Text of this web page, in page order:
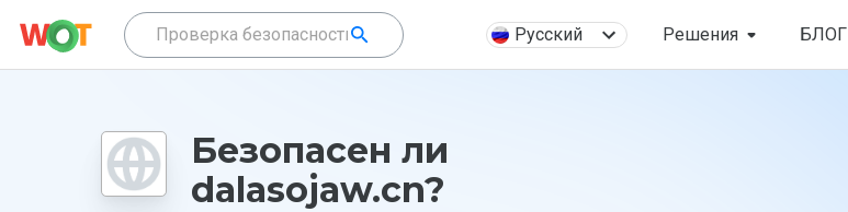
Русский Решения БЛОГ
Безопасен ли
dalasojaw.cn?